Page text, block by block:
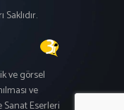
Saklıdır.
ve görsel
ve
Sanat Eserleri